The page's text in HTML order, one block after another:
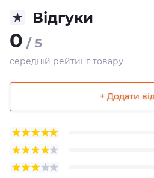
Відгуки
0 / 5
середній рейтинг товару
+ Додати